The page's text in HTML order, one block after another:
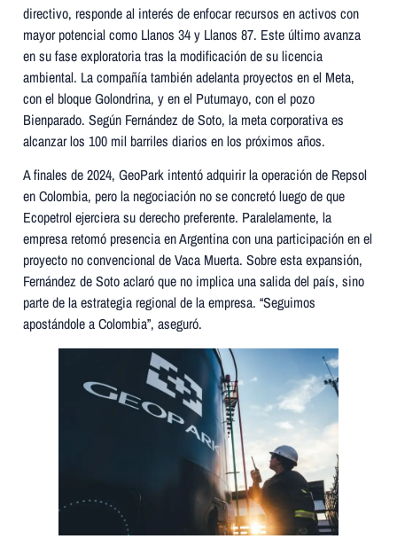
directivo, responde al interés de enfocar recursos en activos con
mayor potencial como Llanos 34 y Llanos 87. Este último avanza
en su fase exploratoria tras la modificación de su licencia
ambiental. La compañía también adelanta proyectos en el Meta,
con el bloque Golondrina, y en el Putumayo, con el pozo
Bienparado. Según Fernández de Soto, la meta corporativa es
alcanzar los 100 mil barriles diarios en los próximos años.
A finales de 2024, GeoPark intentó adquirir la operación de Repsol
en Colombia, pero la negociación no se concretó luego de que
Ecopetrol ejerciera su derecho preferente. Paralelamente, la
empresa retomó presencia en Argentina con una participación en el
proyecto no convencional de Vaca Muerta. Sobre esta expansión,
Fernández de Soto aclaró que no implica una salida del país, sino
parte de la estrategia regional de la empresa. “Seguimos
apostándole a Colombia”, aseguró.